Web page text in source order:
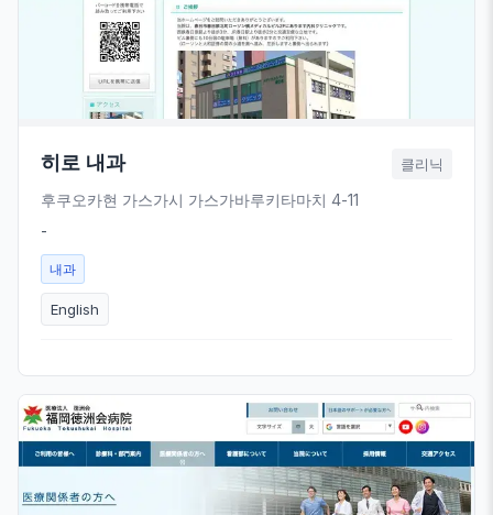
히로 내과 클리닉
후쿠오카현 가스가시 가스가바루키타마치 4-11
-
내과
English